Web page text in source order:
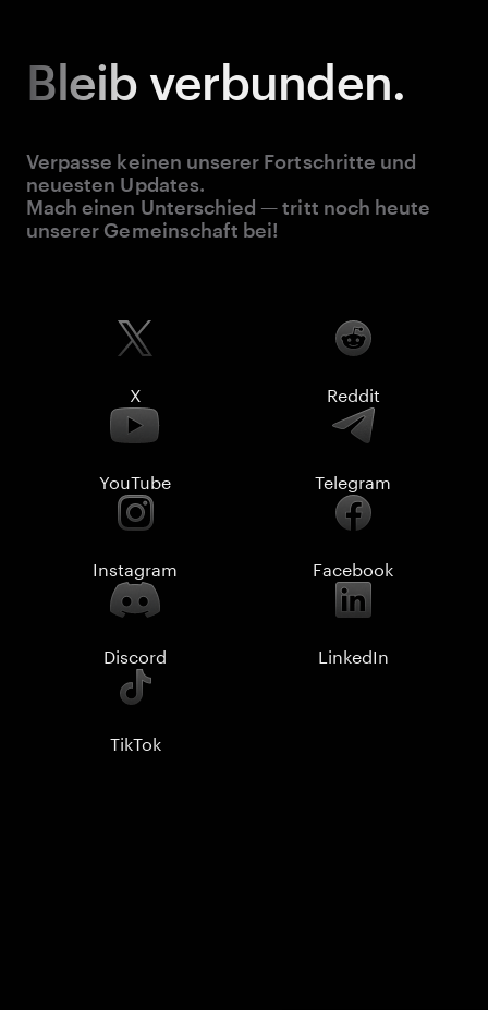
Bleib verbunden.
Verpasse keinen unserer Fortschritte und
neuesten Updates.
Mach einen Unterschied — tritt noch heute
unserer Gemeinschaft bei!
X Reddit
YouTube Telegram
Instagram Facebook
Discord LinkedIn
TikTok